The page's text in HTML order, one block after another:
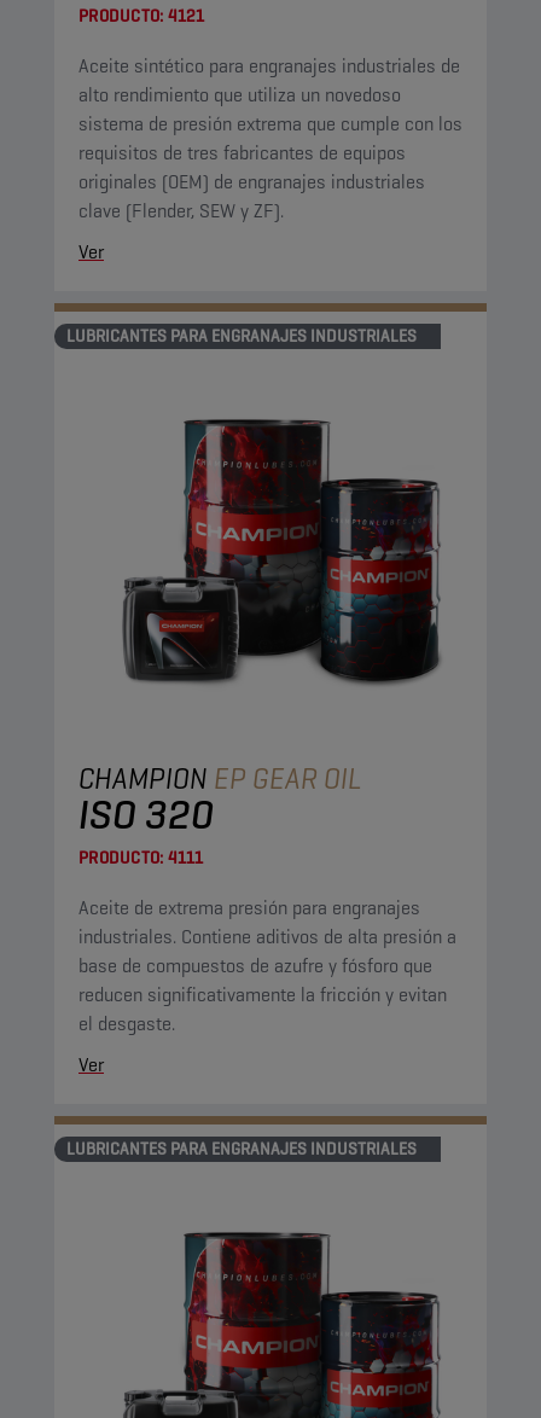
PRODUCTO: 4121
Aceite sintético para engranajes industriales de
alto rendimiento que utiliza un novedoso
sistema de presión extrema que cumple con los
requisitos de tres fabricantes de equipos
originales (OEM) de engranajes industriales
clave (Flender, SEW y ZF).
Ver
LUBRICANTES PARA ENGRANAJES INDUSTRIALES
CHAMPION EP GEAR OIL
ISO 320
PRODUCTO: 4111
Aceite de extrema presión para engranajes
industriales. Contiene aditivos de alta presión a
base de compuestos de azufre y fósforo que
reducen significativamente la fricción y evitan
el desgaste.
Ver
LUBRICANTES PARA ENGRANAJES INDUSTRIALES